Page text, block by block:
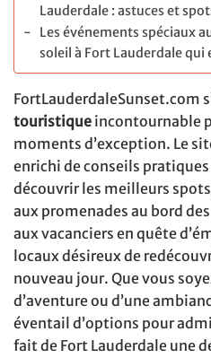
Lauderdale : astuces et
Les événements spéciaux
soleil à Fort Lauderdale
FortLauderdaleSunset.com
touristique incontournable
moments d’exception. Le
enrichi de conseils
découvrir les meilleurs
aux promenades au bord
aux vacanciers en quête
locaux désireux de
nouveau jour. Que vous
d’aventure ou d’une
éventail d’options pour
fait de Fort Lauderdale une